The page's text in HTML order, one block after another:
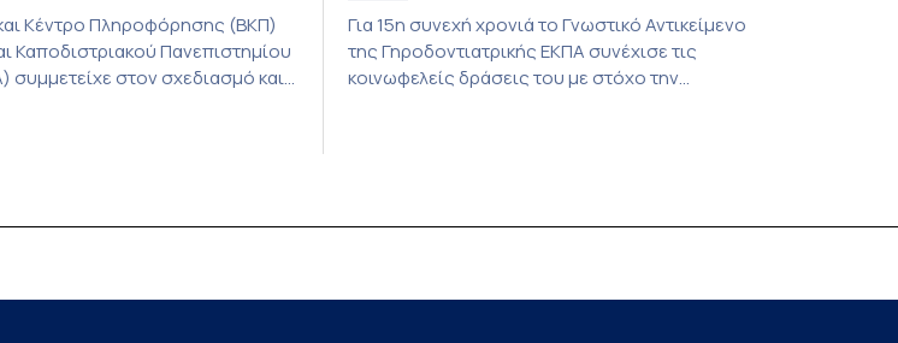
Κέντρο Πληροφόρησης (ΒΚΠ)
Καποδιστριακού Πανεπιστημίου
στον σχεδιασμό και
Για 15η συνεχή χρονιά το Γνωστικό Αντικείμενο
της Γηροδοντιατρικής ΕΚΠΑ συνέχισε τις
κοινωφελείς δράσεις του με στόχο την